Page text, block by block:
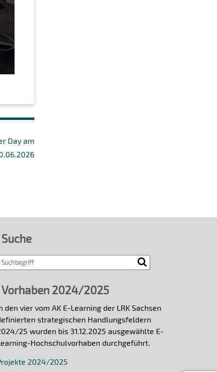
Day am
Suche
Vorhaben 2024/2025
den vier vom AK E-Learning der LRK Sachsen
strategischen Handlungsfeldern
25 wurden bis 31.12.2025 ausgewählte E-
Hochschulvorhaben durchgeführt.
2024/2025